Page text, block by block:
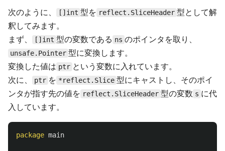
次のように、 []int 型を reflect.SliceHeader 型として解
釈してみます。
まず、
[]int 型の変数である ns のポインタを取り、
unsafe.Pointer 型に変換します。
変換した値は ptr という変数に入れています。
次に、
ptr を *reflect.Slice 型にキャストし、そのポイ
ンタが指す先の値を reflect.SliceHeader 型の変数 s に代
入しています。
package main